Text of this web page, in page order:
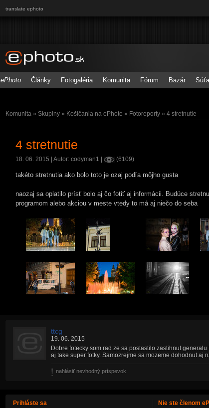
translate ephoto
ePhoto Články Fotogaléria Komunita Fórum Bazár
Komunita » Skupiny » Košičania na ePhote » Fotoreporty » 4 stretnutie
4 stretnutie
18. 06. 2015 | Autor: codyman1 | (6109)
takéto stretnutia ako bolo toto je ozaj podľa môjho gusta
naozaj sa oplatilo prísť bolo aj čo fotiť aj informácii. Budúce
programom alebo akciou v meste vtedy to má aj niečo do seba
ttcg
19. 06. 2015
Dobre fotecky som rad ze sa postastilo zastihnut
aj take super fotky. Samozrejme sa mozeme dohodnut aj
nahlásiť nevhodný príspevok
Prihláste sa
Nie ste členom